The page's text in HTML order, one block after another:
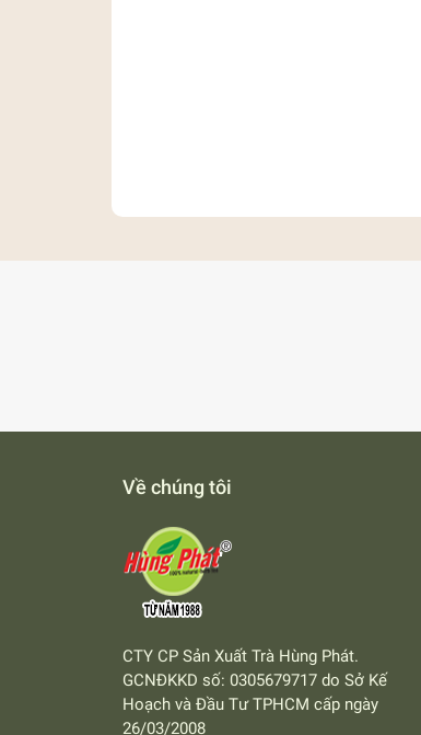
Về chúng tôi
CTY CP Sản Xuất Trà Hùng Phát.
GCNĐKKD số: 0305679717 do Sở Kế
Hoạch và Đầu Tư TPHCM cấp ngày
26/03/2008